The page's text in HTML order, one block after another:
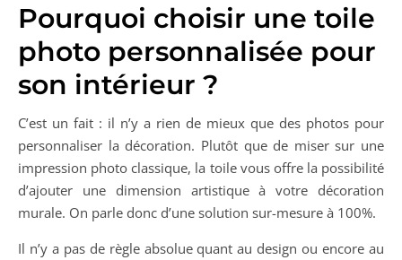
Pourquoi choisir une toile
photo personnalisée pour
son intérieur ?
C’est un fait : il n’y a rien de mieux que des photos pour
personnaliser la décoration. Plutôt que de miser sur une
impression photo classique, la toile vous offre la possibilité
d’ajouter une dimension artistique à votre décoration
murale. On parle donc d’une solution sur-mesure à 100%.
Il n’y a pas de règle absolue quant au design ou encore au